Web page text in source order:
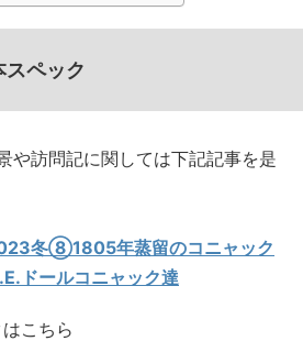
ペック
や訪問記に関しては下記記事を是
冬⑧1805年蒸留のコニャック
ドールコニャック達
こちら